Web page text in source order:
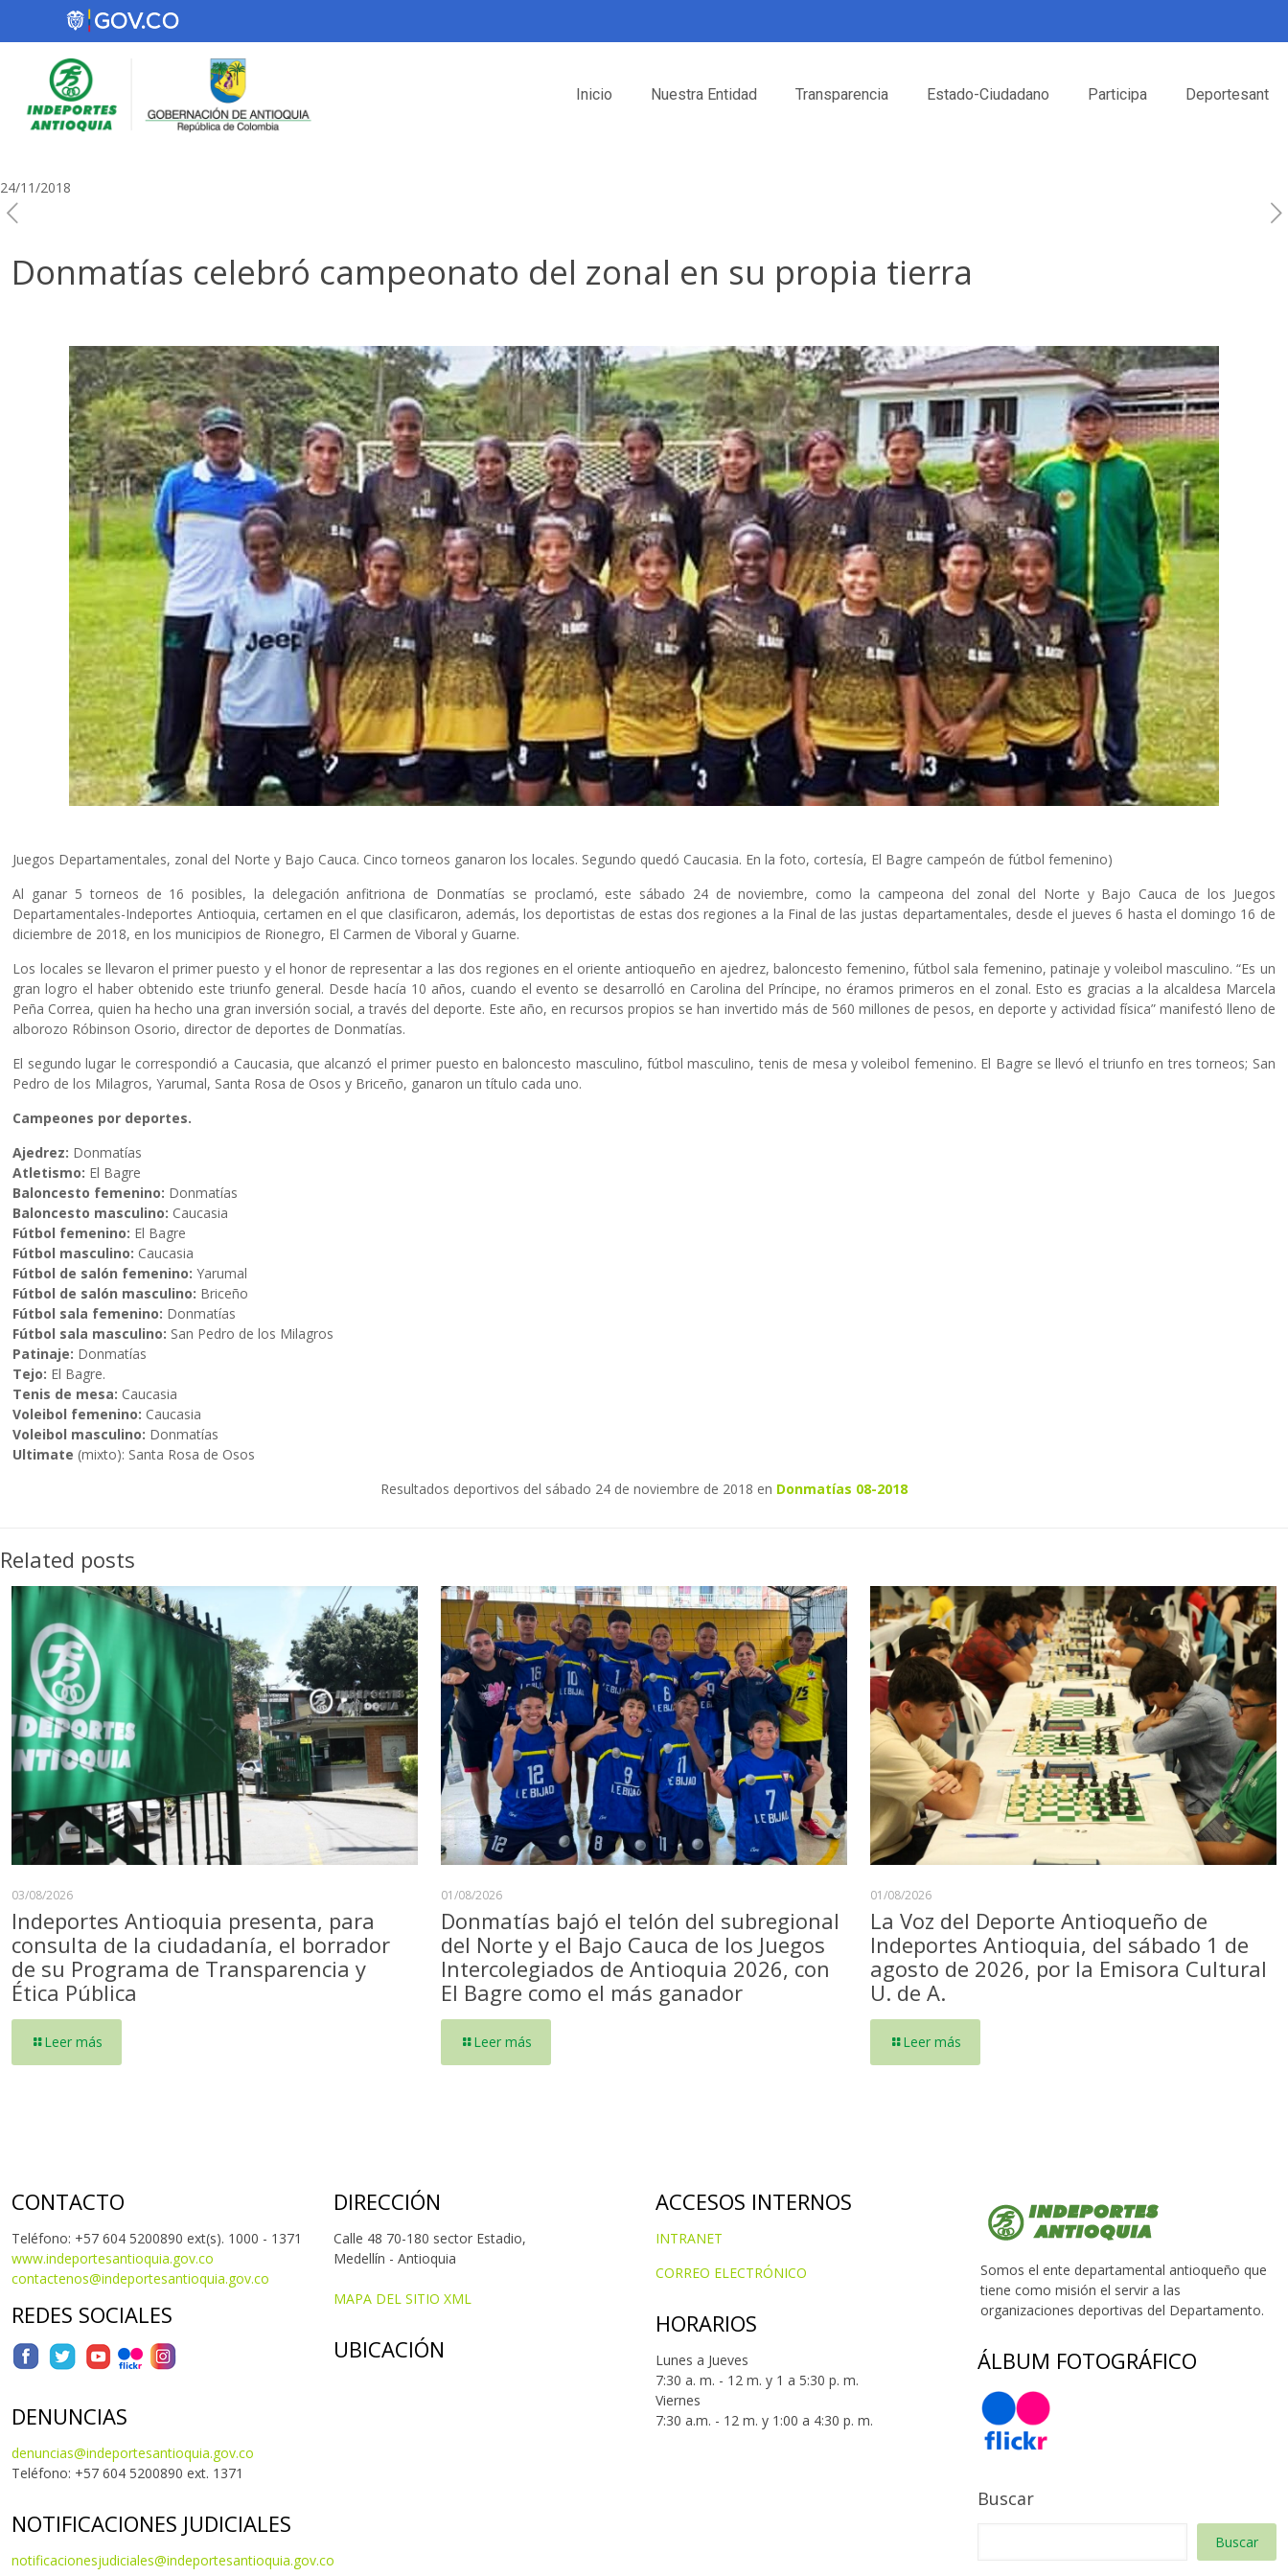
Inicio Nuestra Entidad Transparencia Estado-Ciudadano Participa Deportesant
24/11/2018
Donmatías celebró campeonato del zonal en su propia tierra
Juegos Departamentales, zonal del Norte y Bajo Cauca. Cinco torneos ganaron los locales. Segundo quedó Caucasia. En la foto, cortesía, El Bagre campeón de fútbol femenino)
Al ganar 5 torneos de 16 posibles, la delegación anfitriona de Donmatías se proclamó, este sábado 24 de noviembre, como la campeona del zonal del Norte y Bajo Cauca de los Juegos
Departamentales-Indeportes Antioquia, certamen en el que clasificaron, además, los deportistas de estas dos regiones a la Final de las justas departamentales, desde el jueves 6 hasta el domingo 16 de
diciembre de 2018, en los municipios de Rionegro, El Carmen de Viboral y Guarne.
Los locales se llevaron el primer puesto y el honor de representar a las dos regiones en el oriente antioqueño en ajedrez, baloncesto femenino, fútbol sala femenino, patinaje y voleibol masculino. “Es un
gran logro el haber obtenido este triunfo general. Desde hacía 10 años, cuando el evento se desarrolló en Carolina del Príncipe, no éramos primeros en el zonal. Esto es gracias a la alcaldesa Marcela
Peña Correa, quien ha hecho una gran inversión social, a través del deporte. Este año, en recursos propios se han invertido más de 560 millones de pesos, en deporte y actividad física” manifestó lleno de
alborozo Róbinson Osorio, director de deportes de Donmatías.
El segundo lugar le correspondió a Caucasia, que alcanzó el primer puesto en baloncesto masculino, fútbol masculino, tenis de mesa y voleibol femenino. El Bagre se llevó el triunfo en tres torneos; San
Pedro de los Milagros, Yarumal, Santa Rosa de Osos y Briceño, ganaron un título cada uno.
Campeones por deportes.
Ajedrez: Donmatías
Atletismo: El Bagre
Baloncesto femenino: Donmatías
Baloncesto masculino: Caucasia
Fútbol femenino: El Bagre
Fútbol masculino: Caucasia
Fútbol de salón femenino: Yarumal
Fútbol de salón masculino: Briceño
Fútbol sala femenino: Donmatías
Fútbol sala masculino: San Pedro de los Milagros
Patinaje: Donmatías
Tejo: El Bagre.
Tenis de mesa: Caucasia
Voleibol femenino: Caucasia
Voleibol masculino: Donmatías
Ultimate (mixto): Santa Rosa de Osos
Resultados deportivos del sábado 24 de noviembre de 2018 en Donmatías 08-2018
Related posts
03/08/2026
Indeportes Antioquia presenta, para
consulta de la ciudadanía, el borrador
de su Programa de Transparencia y
Ética Pública
Leer más
01/08/2026
Donmatías bajó el telón del subregional
del Norte y el Bajo Cauca de los Juegos
Intercolegiados de Antioquia 2026, con
El Bagre como el más ganador
Leer más
01/08/2026
La Voz del Deporte Antioqueño de
Indeportes Antioquia, del sábado 1 de
agosto de 2026, por la Emisora Cultural
U. de A.
Leer más
CONTACTO
Teléfono: +57 604 5200890 ext(s). 1000 - 1371
www.indeportesantioquia.gov.co
contactenos@indeportesantioquia.gov.co
REDES SOCIALES
DENUNCIAS
denuncias@indeportesantioquia.gov.co
Teléfono: +57 604 5200890 ext. 1371
NOTIFICACIONES JUDICIALES
notificacionesjudiciales@indeportesantioquia.gov.co
DIRECCIÓN
Calle 48 70-180 sector Estadio,
Medellín - Antioquia
MAPA DEL SITIO XML
UBICACIÓN
ACCESOS INTERNOS
INTRANET
CORREO ELECTRÓNICO
HORARIOS
Lunes a Jueves
7:30 a. m. - 12 m. y 1 a 5:30 p. m.
Viernes
7:30 a.m. - 12 m. y 1:00 a 4:30 p. m.
Somos el ente departamental antioqueño que
tiene como misión el servir a las
organizaciones deportivas del Departamento.
ÁLBUM FOTOGRÁFICO
Buscar
Buscar